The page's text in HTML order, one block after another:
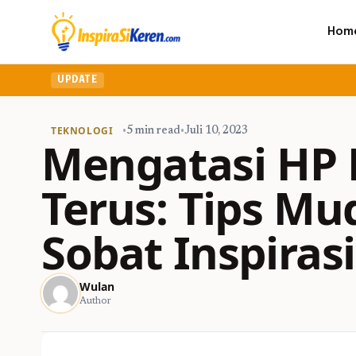
UPDATE
TEKNOLOGI •5 min read•Juli 10, 2023
Mengatasi
Terus: Tips
Sobat
Wulan
Author